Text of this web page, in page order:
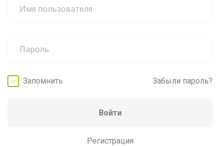
Запомнить Забыли пароль?
Войти
Регистрация